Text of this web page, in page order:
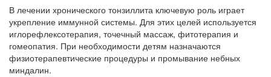
В лечении хронического тонзиллита ключевую роль играет
укрепление иммунной системы. Для этих целей используется
иглорефлексотерапия, точечный массаж, фитотерапия и
гомеопатия. При необходимости детям назначаются
физиотерапевтические процедуры и промывание небных
миндалин.